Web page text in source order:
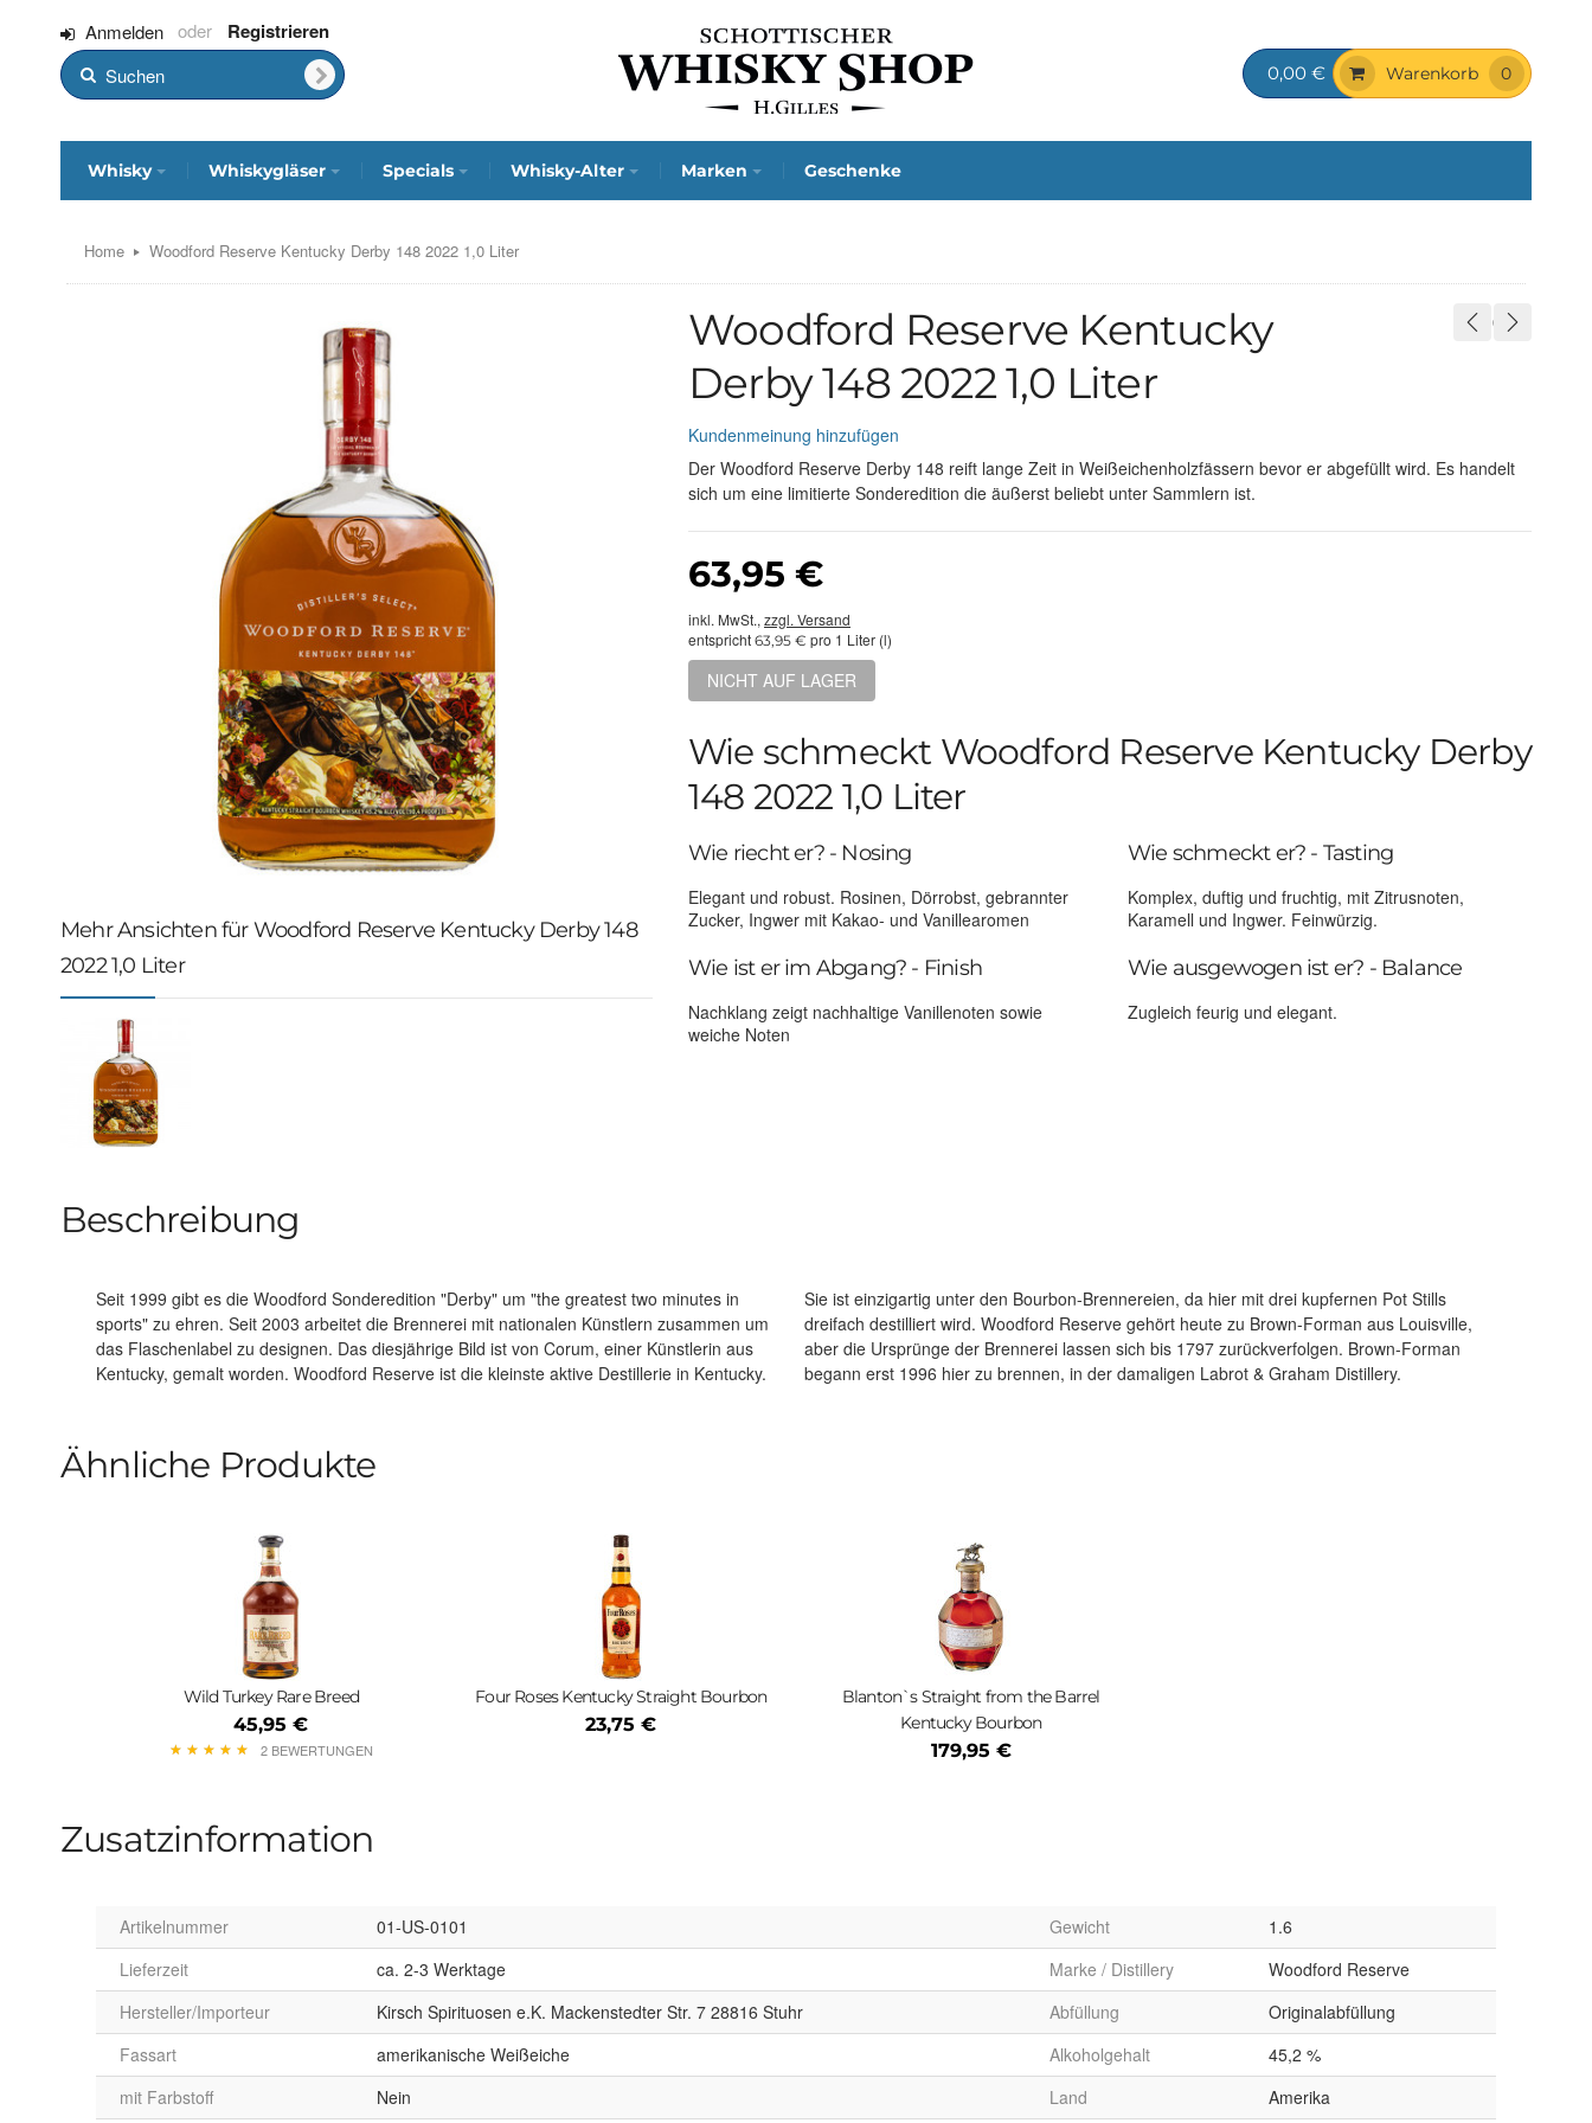
Anmelden Registrieren
0,00 € Warenkorb 0
Whisky Whiskygläser Specials Whisky-Alter Marken Geschenke
Home Woodford Reserve Kentucky Derby 148 2022 1,0 Liter
Mehr Ansichten für Woodford Reserve Kentucky Derby 148
2022 1,0 Liter
Woodford Reserve Kentucky
Derby 148 2022 1,0 Liter
Kundenmeinung hinzufügen
Der Woodford Reserve Derby 148 reift lange Zeit in Weißeichenholzfässern bevor er abgefüllt wird. Es handelt
sich um eine limitierte Sonderedition die äußerst beliebt unter Sammlern ist.
63,95 €
inkl. MwSt., zzgl. Versand
entspricht 63,95 € pro 1 Liter (l)
NICHT AUF LAGER
Wie schmeckt Woodford Reserve Kentucky Derby
148 2022 1,0 Liter
Wie riecht er? - Nosing
Elegant und robust. Rosinen, Dörrobst, gebrannter
Zucker, Ingwer mit Kakao- und Vanillearomen
Wie schmeckt er? - Tasting
Komplex, duftig und fruchtig, mit Zitrusnoten,
Karamell und Ingwer. Feinwürzig.
Wie ist er im Abgang? - Finish
Nachklang zeigt nachhaltige Vanillenoten sowie
weiche Noten
Wie ausgewogen ist er? - Balance
Zugleich feurig und elegant.
Beschreibung
Seit 1999 gibt es die Woodford Sonderedition "Derby" um "the greatest two minutes in
sports" zu ehren. Seit 2003 arbeitet die Brennerei mit nationalen Künstlern zusammen um
das Flaschenlabel zu designen. Das diesjährige Bild ist von Corum, einer Künstlerin aus
Kentucky, gemalt worden. Woodford Reserve ist die kleinste aktive Destillerie in Kentucky.
Sie ist einzigartig unter den Bourbon-Brennereien, da hier mit drei kupfernen Pot Stills
dreifach destilliert wird. Woodford Reserve gehört heute zu Brown-Forman aus Louisville,
aber die Ursprünge der Brennerei lassen sich bis 1797 zurückverfolgen. Brown-Forman
begann erst 1996 hier zu brennen, in der damaligen Labrot & Graham Distillery.
Ähnliche Produkte
Wild Turkey Rare Breed
45,95 €
★ ★ ★ ★ ★
★ ★ ★ ★ ★ 2 BEWERTUNGEN
Four Roses Kentucky Straight Bourbon
23,75 €
Blanton`s Straight from the Barrel
Kentucky Bourbon
179,95 €
Zusatzinformation
Artikelnummer 01-US-0101 Gewicht
1.6
Lieferzeit
ca. 2-3 Werktage Marke / Distillery
Woodford Reserve
Hersteller/Importeur
Kirsch Spirituosen e.K. Mackenstedter Str. 7 28816 Stuhr Abfüllung
Originalabfüllung
Fassart
amerikanische Weißeiche Alkoholgehalt
45,2 %
mit Farbstoff
Nein Land Amerika